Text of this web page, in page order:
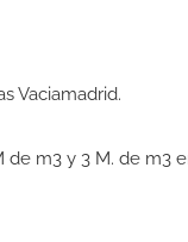
Vaciamadrid.
de m3 y 3 M. de m3